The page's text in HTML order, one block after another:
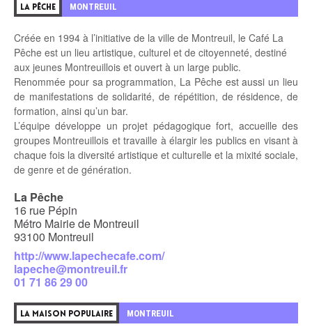
LA PÊCHE MONTREUIL
Créée en 1994 à l’initiative de la ville de Montreuil, le Café La
Pêche est un lieu artistique, culturel et de citoyenneté, destiné
aux jeunes Montreuillois et ouvert à un large public.
Renommée pour sa programmation, La Pêche est aussi un lieu
de manifestations de solidarité, de répétition, de résidence, de
formation, ainsi qu’un bar.
L’équipe développe un projet pédagogique fort, accueille des
groupes Montreuillois et travaille à élargir les publics en visant à
chaque fois la diversité artistique et culturelle et la mixité sociale,
de genre et de génération.
La Pêche
16 rue Pépin
Métro Mairie de Montreuil
93100 Montreuil
http://www.lapechecafe.com/
lapeche@montreuil.fr
01 71 86 29 00
LA MAISON POPULAIRE MONTREUIL